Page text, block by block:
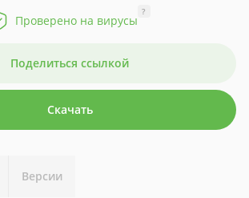
Проверено на вирусы
?
Поделиться ссылкой
Скачать
Версии